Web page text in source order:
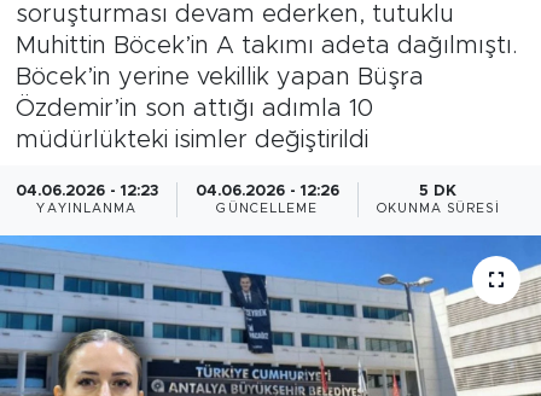
soruşturması devam ederken, tutuklu
Muhittin Böcek’in A takımı adeta dağılmıştı.
Böcek’in yerine vekillik yapan Büşra
Özdemir’in son attığı adımla 10
müdürlükteki isimler değiştirildi
04.06.2026 - 12:23
YAYINLANMA
04.06.2026 - 12:26
GÜNCELLEME
5 DK
OKUNMA SÜRESI